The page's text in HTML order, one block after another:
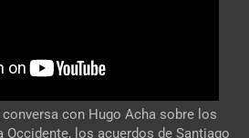
con Hugo Acha sobre los
Occidente, los acuerdos de Santiago